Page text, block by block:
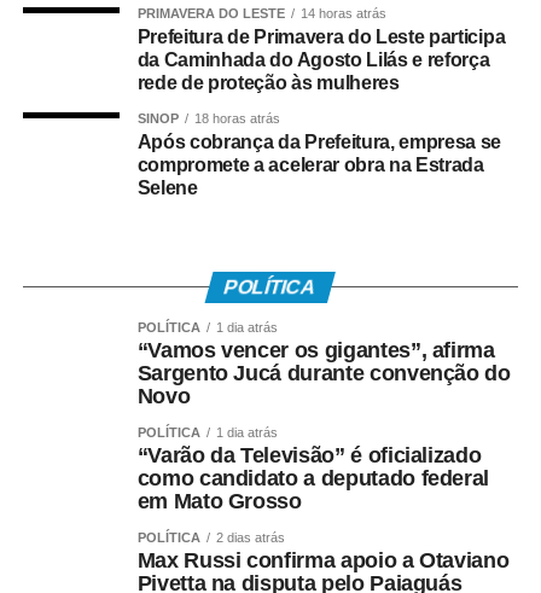
Quem tem direito ao Abono
Salarial
Tem direito ao benefício o trabalhador que:
em 2024;
• Recebeu remuneração média mensal de até R$ 2.766
• Teve os dados corretamente informados pelo
empregador no e-Social.
Instituído pela Lei nº 7.998/90, o abono salarial pode
chegar até a um salário mínimo, proporcional ao
período trabalhado. Os recursos vêm do Fundo de
PRIMAVERA DO LESTE 14 horas atrás
Prefeitura de Primavera do Leste participa
da Caminhada do Agosto Lilás e reforça
rede de proteção às mulheres
SINOP 18 horas atrás
Após cobrança da Prefeitura, empresa se
compromete a acelerar obra na Estrada
Selene
POLÍTICA
POLÍTICA 1 dia atrás
“Vamos vencer os gigantes”, afirma
Sargento Jucá durante convenção do
Novo
POLÍTICA 1 dia atrás
“Varão da Televisão” é oficializado
como candidato a deputado federal
em Mato Grosso
POLÍTICA 2 dias atrás
Max Russi confirma apoio a Otaviano
Pivetta na disputa pelo Paiaguás